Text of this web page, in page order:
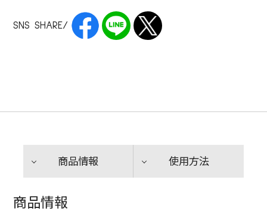
SNS SHARE/
商品情報 使用方法
商品情報